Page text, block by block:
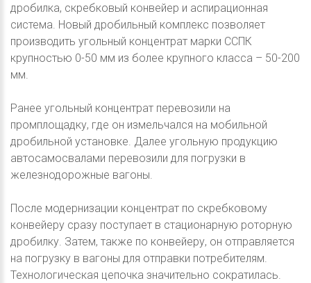
дробилка, скребковый конвейер и аспирационная
система. Новый дробильный комплекс позволяет
производить угольный концентрат марки ССПК
крупностью 0-50 мм из более крупного класса – 50-200
мм.
Ранее угольный концентрат перевозили на
промплощадку, где он измельчался на мобильной
дробильной установке. Далее угольную продукцию
автосамосвалами перевозили для погрузки в
железнодорожные вагоны.
После модернизации концентрат по скребковому
конвейеру сразу поступает в стационарную роторную
дробилку. Затем, также по конвейеру, он отправляется
на погрузку в вагоны для отправки потребителям.
Технологическая цепочка значительно сократилась.